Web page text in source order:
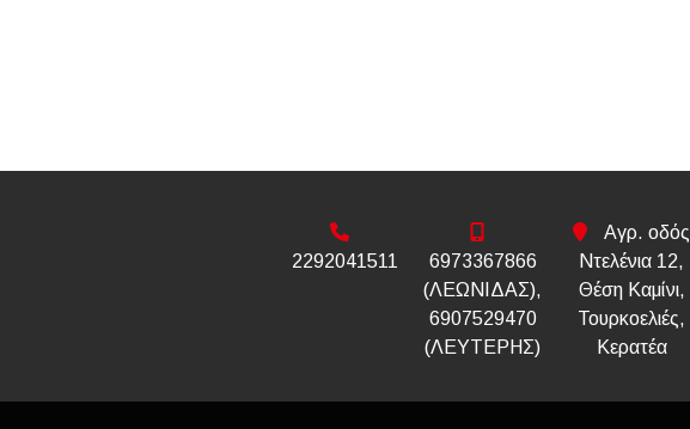
2292041511
6973367866
(ΛΕΩΝΙΔΑΣ),
6907529470
(ΛΕΥΤΕΡΗΣ)
Αγρ. οδός
Ντελένια 12,
Θέση Καμίνι,
Τουρκοελιές,
Κερατέα